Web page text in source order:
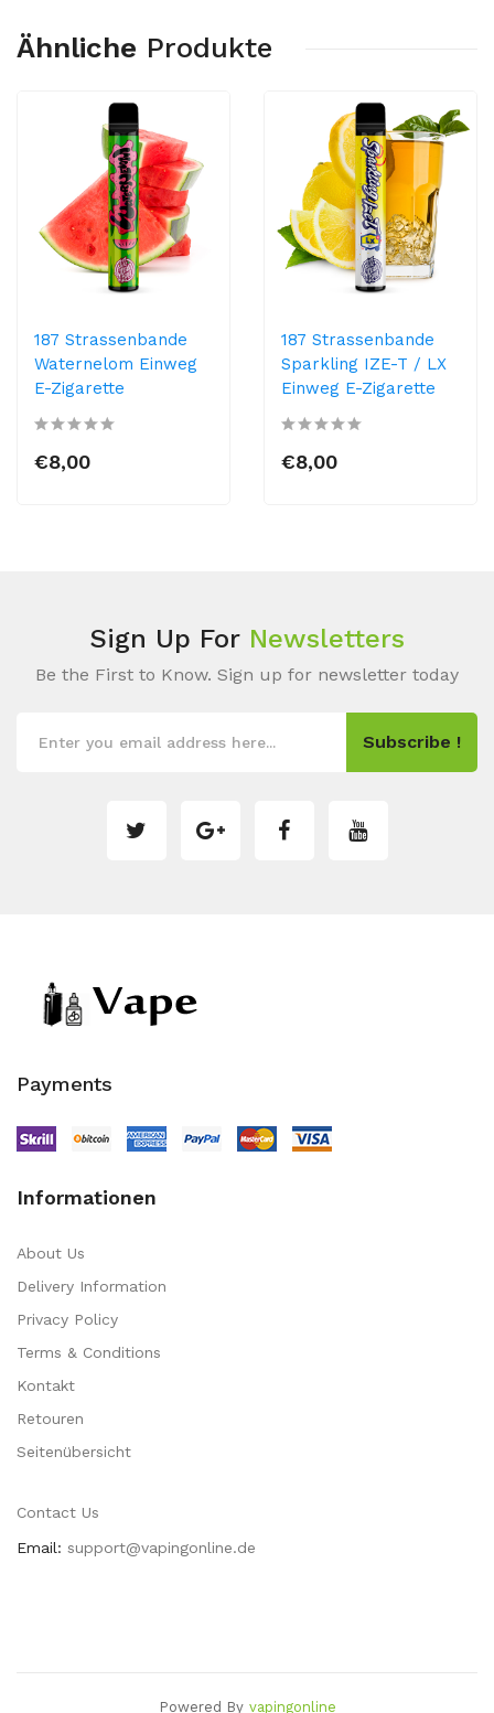
Ähnliche Produkte
187 Strassenbande
Waternelom Einweg
E-Zigarette
€8,00
187 Strassenbande
Sparkling IZE-T / LX
Einweg E-Zigarette
€8,00
Sign Up For Newsletters
Be the First to Know. Sign up for newsletter today
Subscribe !
Payments
Informationen
About Us
Delivery Information
Privacy Policy
Terms & Conditions
Kontakt
Retouren
Seitenübersicht
Contact Us
Email: support@vapingonline.de
Powered By Vapingonline